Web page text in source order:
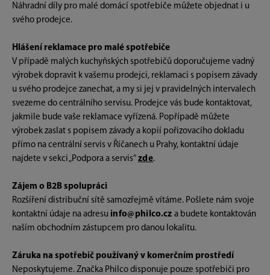
Náhradní díly pro malé domácí spotřebiče můžete objednat i u
svého prodejce.
Hlášení reklamace pro malé spotřebiče
V případě malých kuchyňských spotřebičů doporučujeme vadný
výrobek dopravit k vašemu prodejci, reklamaci s popisem závady
u svého prodejce zanechat, a my si jej v pravidelných intervalech
svezeme do centrálního servisu. Prodejce vás bude kontaktovat,
jakmile bude vaše reklamace vyřízená. Popřípadě můžete
výrobek zaslat s popisem závady a kopií pořizovacího dokladu
přímo na centrální servis v Říčanech u Prahy, kontaktní údaje
najdete v sekci „Podpora a servis“ zde.
Zájem o B2B spolupráci
Rozšíření distribuční sítě samozřejmě vítáme. Pošlete nám svoje
kontaktní údaje na adresu info@philco.cz a budete kontaktován
naším obchodním zástupcem pro danou lokalitu.
Záruka na spotřebič používaný v komerčním prostředí
Neposkytujeme. Značka Philco disponuje pouze spotřebiči pro